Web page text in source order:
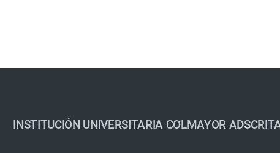
INSTITUCIÓN UNIVERSITARIA COLMAYOR